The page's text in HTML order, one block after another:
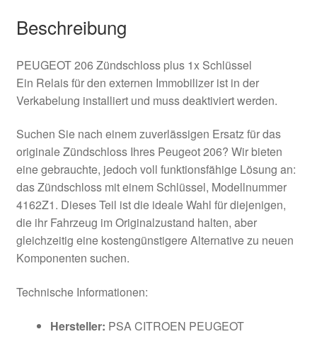
Beschreibung
PEUGEOT 206 Zündschloss plus 1x Schlüssel
Ein Relais für den externen Immobilizer ist in der
Verkabelung installiert und muss deaktiviert werden.
Suchen Sie nach einem zuverlässigen Ersatz für das
originale Zündschloss Ihres Peugeot 206? Wir bieten
eine gebrauchte, jedoch voll funktionsfähige Lösung an:
das Zündschloss mit einem Schlüssel, Modellnummer
4162Z1. Dieses Teil ist die ideale Wahl für diejenigen,
die ihr Fahrzeug im Originalzustand halten, aber
gleichzeitig eine kostengünstigere Alternative zu neuen
Komponenten suchen.
Technische Informationen:
Hersteller: PSA CITROEN PEUGEOT